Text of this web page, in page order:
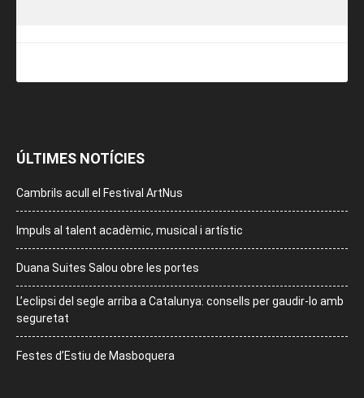
ÚLTIMES NOTÍCIES
Cambrils acull el Festival ArtNus
Impuls al talent acadèmic, musical i artístic
Duana Suites Salou obre les portes
L’eclipsi del segle arriba a Catalunya: consells per gaudir-lo amb
seguretat
Festes d’Estiu de Masboquera